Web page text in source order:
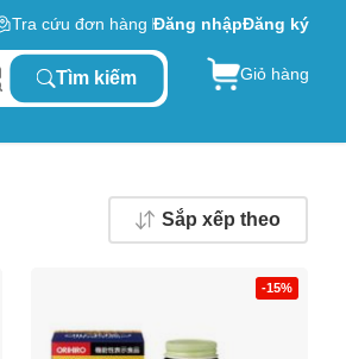
Tra cứu đơn hàng Đăng nhậpĐăng ký
Tìm kiếm Giỏ hàng
Sắp xếp theo
-15%